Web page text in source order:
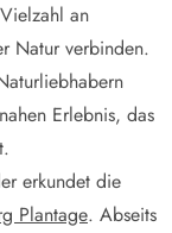
an
Natur verbinden.
Erlebnis, das
erkundet die
Plantage. Abseits